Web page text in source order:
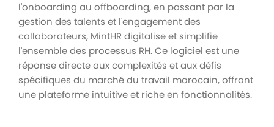
l'onboarding au offboarding, en passant par la
gestion des talents et l'engagement des
collaborateurs, MintHR digitalise et simplifie
l'ensemble des processus RH. Ce logiciel est une
réponse directe aux complexités et aux défis
spécifiques du marché du travail marocain, offrant
une plateforme intuitive et riche en fonctionnalités.